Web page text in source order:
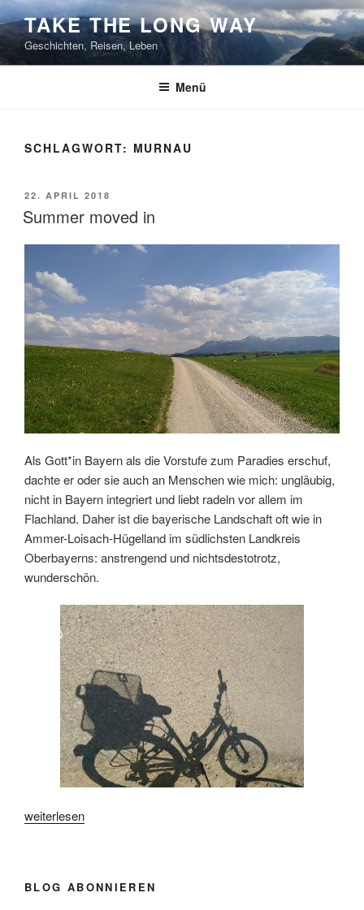
Zum
Inhalt
springen
TAKE THE LONG WAY
Geschichten, Reisen, Leben
Menü
SCHLAGWORT: MURNAU
VERÖFFENTLICHT
AM
22. APRIL 2018
Summer moved in
Als Gott*in Bayern als die Vorstufe zum Paradies erschuf,
dachte er oder sie auch an Menschen wie mich: ungläubig,
nicht in Bayern integriert und liebt radeln vor allem im
Flachland. Daher ist die bayerische Landschaft oft wie in
Ammer-Loisach-Hügelland im südlichsten Landkreis
Oberbayerns: anstrengend und nichtsdestotrotz,
wunderschön.
„Summer
weiterlesen
BLOG ABONNIEREN